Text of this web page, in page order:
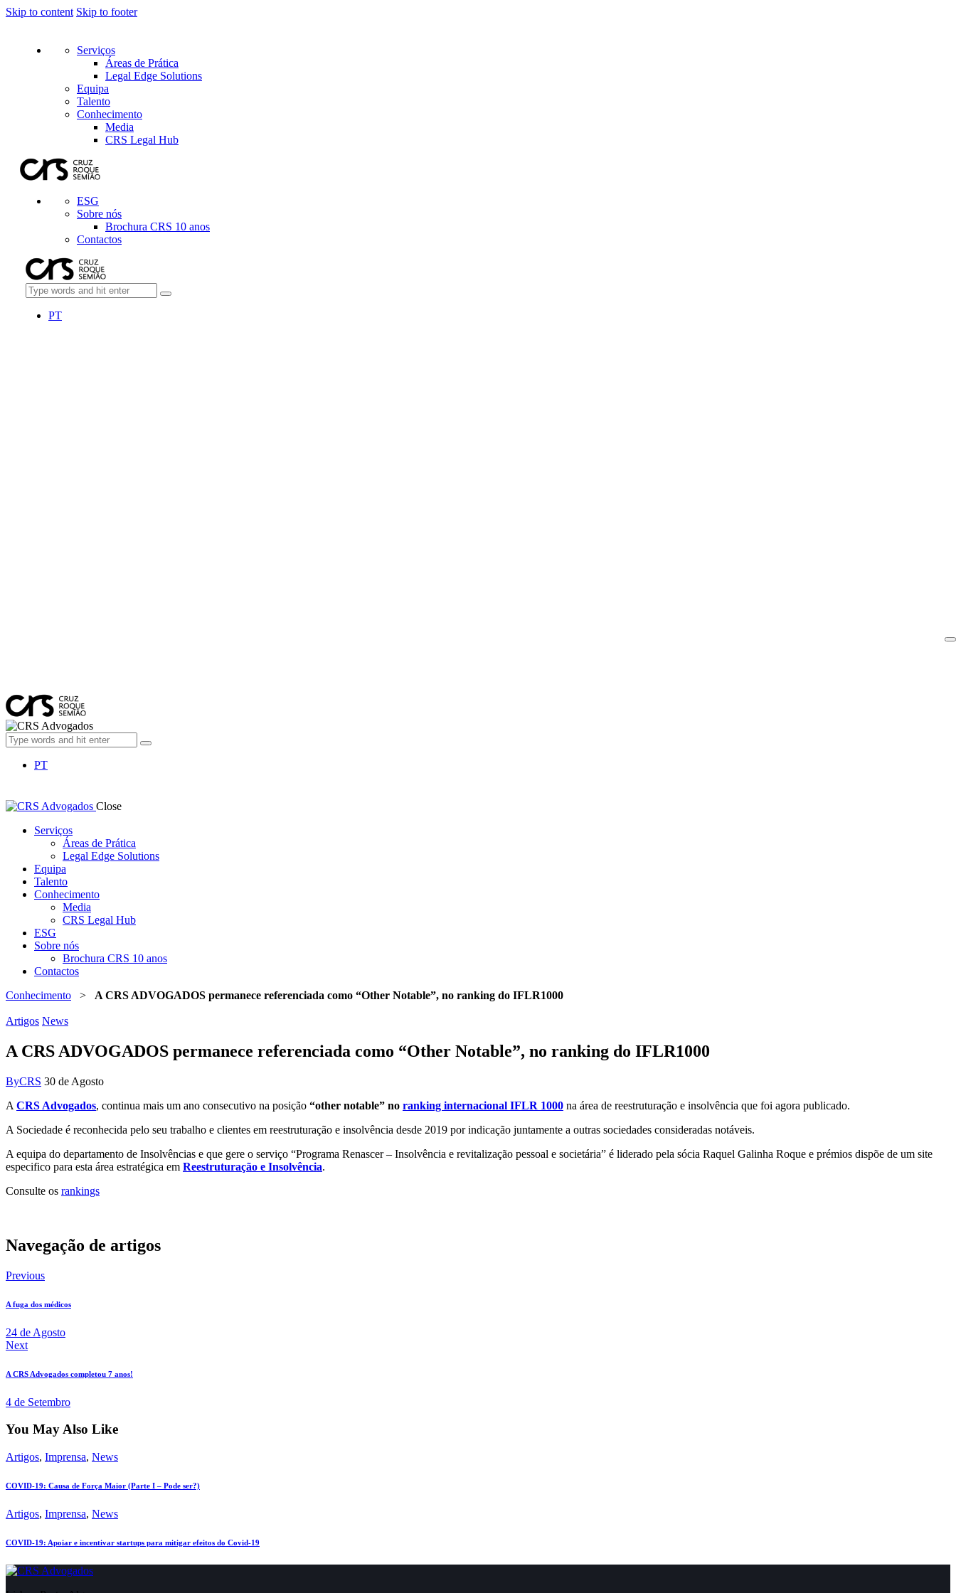
Skip to content Skip to footer
Serviços
Áreas de Prática
Legal Edge Solutions
Equipa
Talento
Conhecimento
Media
CRS Legal Hub
ESG
Sobre nós
Brochura CRS 10 anos
Contactos
PT
PT
Close
Serviços
Áreas de Prática
Legal Edge Solutions
Equipa
Talento
Conhecimento
Media
CRS Legal Hub
ESG
Sobre nós
Brochura CRS 10 anos
Contactos
Conhecimento > A CRS ADVOGADOS permanece referenciada como “Other Notable”, no ranking do IFLR1000
Artigos News
A CRS ADVOGADOS permanece referenciada como “Other Notable”, no ranking do IFLR1000
ByCRS 30 de Agosto
A CRS Advogados, continua mais um ano consecutivo na posição “other notable” no ranking internacional IFLR 1000 na área de reestruturação e insolvência que foi agora publicado.
A Sociedade é reconhecida pelo seu trabalho e clientes em reestruturação e insolvência desde 2019 por indicação juntamente a outras sociedades consideradas notáveis.
A equipa do departamento de Insolvências e que gere o serviço “Programa Renascer – Insolvência e revitalização pessoal e societária” é liderado pela sócia Raquel Galinha Roque e prémios dispõe de um site
especifico para esta área estratégica em Reestruturação e Insolvência.
Consulte os rankings
Navegação de artigos
Previous
A fuga dos médicos
24 de Agosto
Next
A CRS Advogados completou 7 anos!
4 de Setembro
You May Also Like
Artigos, Imprensa, News
COVID-19: Causa de Força Maior (Parte I – Pode ser?)
Artigos, Imprensa, News
COVID-19: Apoiar e incentivar startups para mitigar efeitos do Covid-19